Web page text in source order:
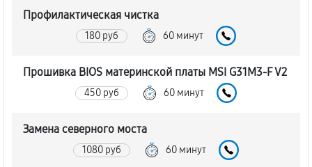
Профилактическая чистка
180 руб 60 минут
Прошивка BIOS материнской платы MSI G31M3-F V2
450 руб 60 минут
Замена северного моста
1080 руб 60 минут